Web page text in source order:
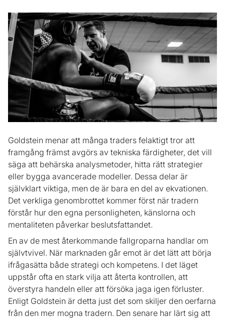
Goldstein menar att många traders felaktigt tror att
framgång främst avgörs av tekniska färdigheter, det vill
säga att behärska analysmetoder, hitta rätt strategier
eller bygga avancerade modeller. Dessa delar är
självklart viktiga, men de är bara en del av ekvationen.
Det verkliga genombrottet kommer först när tradern
förstår hur den egna personligheten, känslorna och
mentaliteten påverkar beslutsfattandet.
En av de mest återkommande fallgroparna handlar om
självtvivel. När marknaden går emot är det lätt att börja
ifrågasätta både strategi och kompetens. I det läget
uppstår ofta en stark vilja att återta kontrollen, att
överstyra handeln eller att försöka jaga igen förluster.
Enligt Goldstein är detta just det som skiljer den oerfarna
från den mer mogna tradern. Den senare har lärt sig att